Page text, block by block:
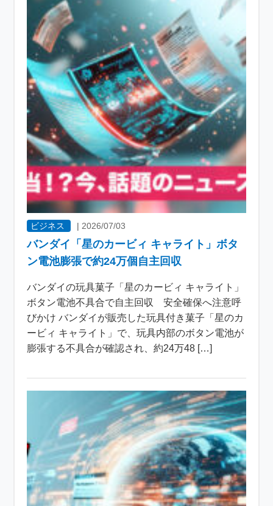
ビジネス |2026/07/03
バンダイ「星のカービィ キャライト」ボタ
ン電池膨張で約24万個自主回収
バンダイの玩具菓子「星のカービィ キャライト」
ボタン電池不具合で自主回収 安全確保へ注意呼
びかけ バンダイが販売した玩具付き菓子「星のカ
ービィ キャライト」で、玩具内部のボタン電池が
膨張する不具合が確認され、約24万48 […]